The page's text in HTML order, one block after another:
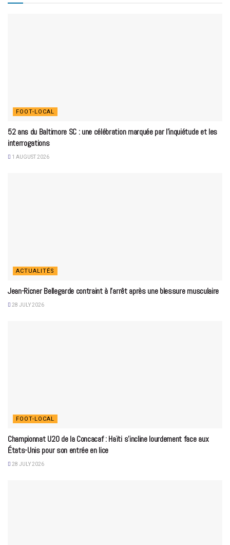
FOOT-LOCAL
52 ans du Baltimore SC : une célébration marquée par l’inquiétude et les
interrogations
1 AUGUST 2026
ACTUALITÉS
Jean-Ricner Bellegarde contraint à l’arrêt après une blessure musculaire
28 JULY 2026
FOOT-LOCAL
Championnat U20 de la Concacaf : Haïti s’incline lourdement face aux
États-Unis pour son entrée en lice
28 JULY 2026